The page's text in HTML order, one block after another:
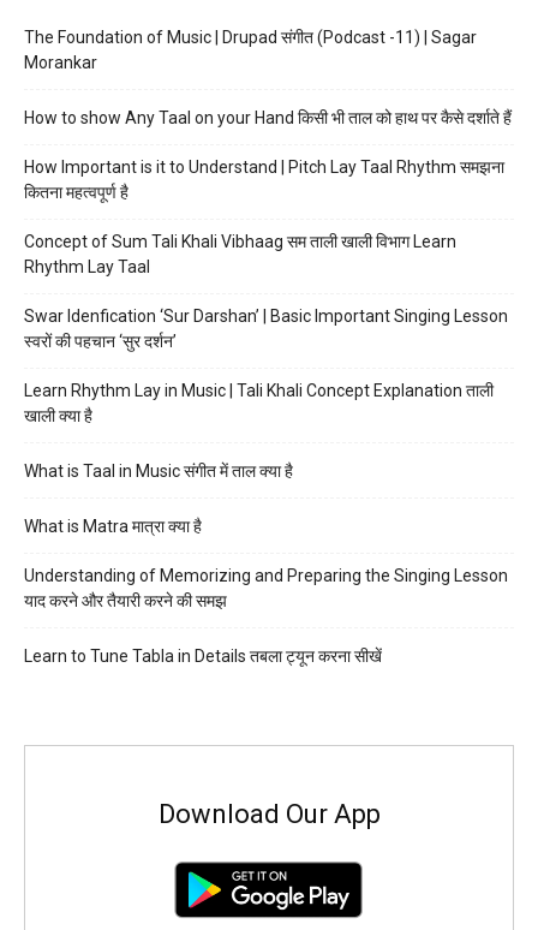
The Foundation of Music | Drupad संगीत (Podcast -11) | Sagar
Morankar
How to show Any Taal on your Hand किसी भी ताल को हाथ पर कैसे दर्शाते हैं
How Important is it to Understand | Pitch Lay Taal Rhythm समझना
कितना महत्वपूर्ण है
Concept of Sum Tali Khali Vibhaag सम ताली खाली विभाग Learn
Rhythm Lay Taal
Swar Idenfication ‘Sur Darshan’ | Basic Important Singing Lesson
स्वरों की पहचान ‘सुर दर्शन’
Learn Rhythm Lay in Music | Tali Khali Concept Explanation ताली
खाली क्या है
What is Taal in Music संगीत में ताल क्या है
What is Matra मात्रा क्या है
Understanding of Memorizing and Preparing the Singing Lesson
याद करने और तैयारी करने की समझ
Learn to Tune Tabla in Details तबला ट्यून करना सीखें
Download Our App